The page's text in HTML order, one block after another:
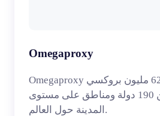
Omegaproxy
Omegaproxy لديها أكثر من 62 مليون بروكسي
سكني في أكثر من 190 دولة ومناطق على مستوى
المدينة حول العالم.